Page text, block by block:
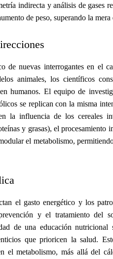
indirecta y análisis de gases
de peso, superando la
de nuevas interrogantes en el
animales, los científicos
humanos. El equipo de
se replican con la misma
la influencia de los cereales
y grasas), el procesamiento
el metabolismo,
el gasto energético y los
y el tratamiento del
de una educación nutricional
que prioricen la salud.
el metabolismo, más allá del